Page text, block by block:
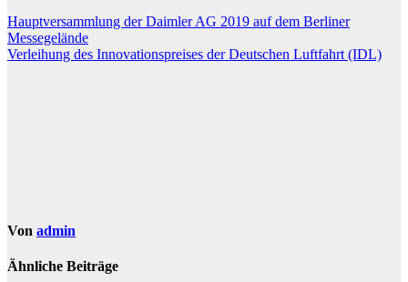
Beitragsnavigation
Hauptversammlung der Daimler AG 2019 auf dem Berliner
Messegelände
Verleihung des Innovationspreises der Deutschen Luftfahrt (IDL)
Von admin
Ähnliche Beiträge